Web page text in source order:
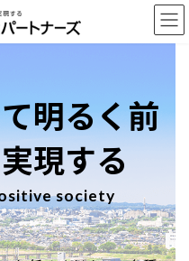
明るく前
現する
society